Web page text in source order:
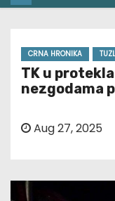
CRNA HRONIKA
TK u
nezgodama
Aug 27, 2025